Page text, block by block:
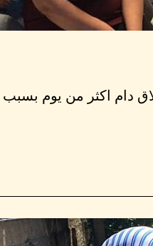
دام اكثر من يوم بسبب